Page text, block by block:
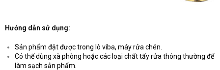
Hướng dẫn sử dụng:
Sản phẩm đặt được trong lò viba, máy rửa chén.
Có thể dùng xà phòng hoặc các loại chất tẩy rửa thông thường để
làm sạch sản phẩm.